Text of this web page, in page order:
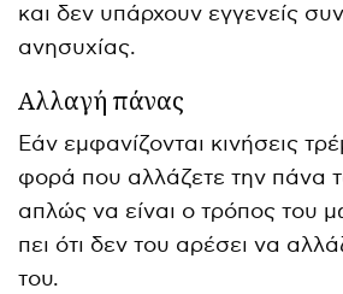
και δεν υπάρχουν εγγενείς
ανησυχίας.
Αλλαγή πάνας
Εάν εμφανίζονται κινήσεις
φορά που αλλάζετε την πάνα
απλώς να είναι ο τρόπος του
πει ότι δεν του αρέσει να
του.